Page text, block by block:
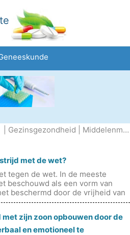
Mond- En Tandzorg
Volksgezondheid En Veiligheid
Gezinsgezondheid Middelenmisbruik
met de wet?
tegen de wet. In de meeste
beschouwd als een vorm van
beschermd door de vrijheid van
met zijn zoon opbouwen door de
en emotioneel te